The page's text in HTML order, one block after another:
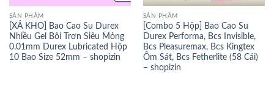
SẢN PHẨM
[XẢ KHO] Bao Cao Su Durex
Nhiều Gel Bôi Trơn Siêu Mỏng
0.01mm Durex Lubricated Hộp
10 Bao Size 52mm – shopizin
SẢN PHẨM
[Combo 5 Hộp] Bao Cao Su
Durex Performa, Bcs Invisible,
Bcs Pleasuremax, Bcs Kingtex
Ôm Sát, Bcs Fetherlite (58 Cái)
– shopizin